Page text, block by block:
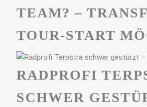
TEAM? –
TOUR-START
RADPROFI
SCHWER